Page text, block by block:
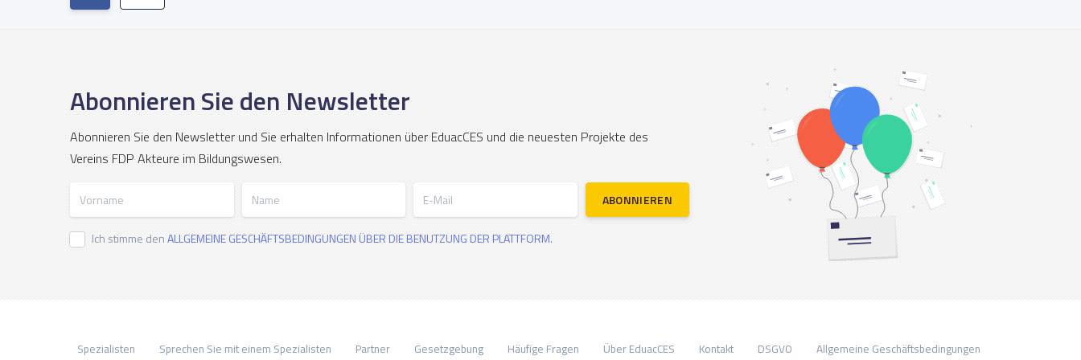
Abonnieren Sie den Newsletter
Abonnieren Sie den Newsletter und Sie erhalten Informationen über EduacCES und die neuesten Projekte des
Vereins FDP Akteure im Bildungswesen.
ABONNIEREN
Ich stimme denALLGEMEINE GESCHÄFTSBEDINGUNGEN ÜBER DIE BENUTZUNG DER PLATTFORM.
Spezialisten Sprechen Sie mit einem Spezialisten Partner Gesetzgebung Häufige Fragen Über EduacCES Kontakt DSGVO Allgemeine Geschäftsbedingungen